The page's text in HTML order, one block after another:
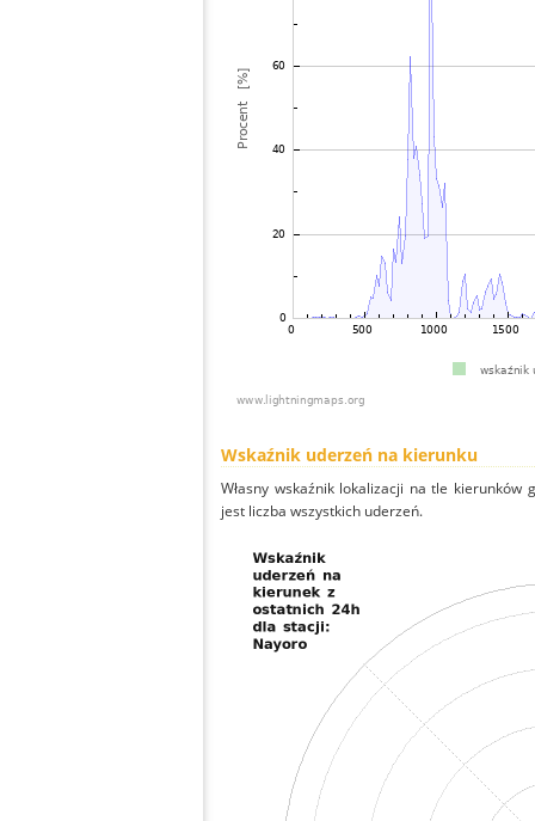
Wskaźnik uderzeń na kierunku
Własny wskaźnik lokalizacji na tle
jest liczba wszystkich uderzeń.